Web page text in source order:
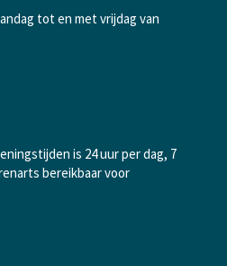
tot en met vrijdag van
is 24 uur per dag, 7
bereikbaar voor